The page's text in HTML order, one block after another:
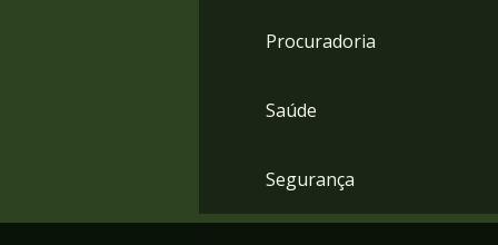
Procuradoria
Saúde
Segurança